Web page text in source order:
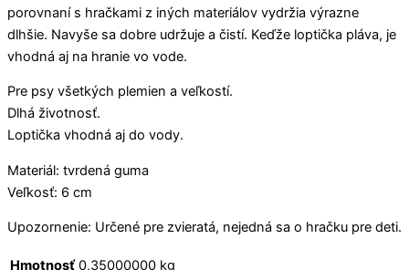
porovnaní s hračkami z iných materiálov vydržia výrazne
dlhšie. Navyše sa dobre udržuje a čistí. Keďže loptička pláva, je
vhodná aj na hranie vo vode.
Pre psy všetkých plemien a veľkostí.
Dlhá životnosť.
Loptička vhodná aj do vody.
Materiál: tvrdená guma
Veľkosť: 6 cm
Upozornenie: Určené pre zvieratá, nejedná sa o hračku pre deti.
Hmotnosť 0,35000000 kg